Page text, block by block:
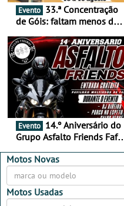
Evento
de Góis: faltam menos de
16 de agosto
Evento
Grupo Asfalto Friends Fafe,
2026
Motos Novas
Motos Usadas